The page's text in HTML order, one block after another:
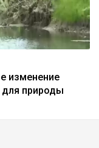
изменение
природы